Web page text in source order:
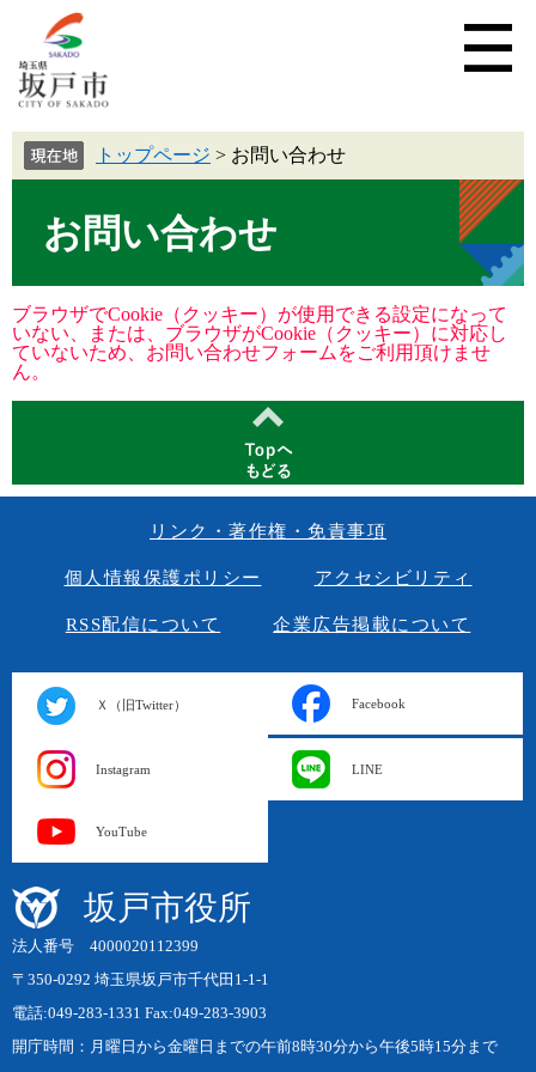
トップページ > お問い合わせ
お問い合わせ
ブラウザでCookie（クッキー）が使用できる設定になって
いない、または、ブラウザがCookie（クッキー）に対応し
ていないため、お問い合わせフォームをご利用頂けませ
ん。
リンク・著作権・免責事項
個人情報保護ポリシー アクセシビリティ
RSS配信について 企業広告掲載について
Ｘ（旧Twitter） Facebook
Instagram LINE
YouTube
坂戸市役所
法人番号 4000020112399
〒350-0292 埼玉県坂戸市千代田1-1-1
電話:049-283-1331 Fax:049-283-3903
開庁時間：月曜日から金曜日までの午前8時30分から午後5時15分まで